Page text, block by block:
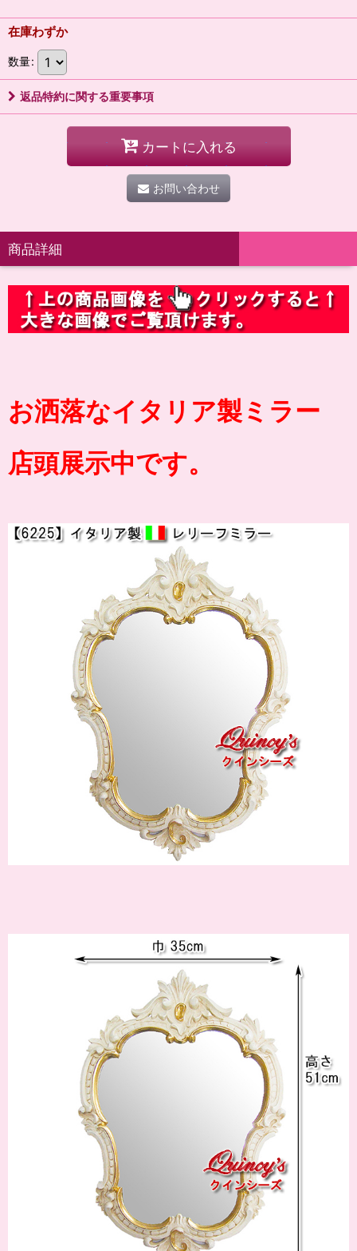
在庫わずか
数量:
返品特約に関する重要事項
カートに入れる
お問い合わせ
商品詳細
お洒落なイタリア製ミラー
店頭展示中です。